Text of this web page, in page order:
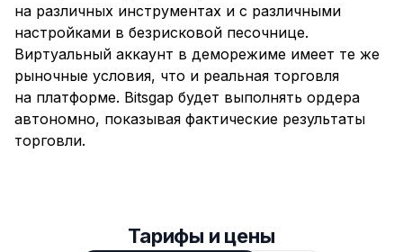
на различных инструментах и с различными
настройками в безрисковой песочнице.
Виртуальный аккаунт в деморежиме имеет те же
рыночные условия, что и реальная торговля
на платформе. Bitsgap будет выполнять ордера
автономно, показывая фактические результаты
торговли.
Тарифы и цены